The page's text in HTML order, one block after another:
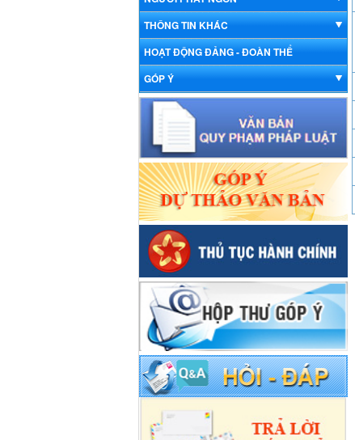
THÔNG TIN KHÁC
HOẠT ĐỘNG ĐẢNG - ĐOÀN THỂ
GÓP Ý